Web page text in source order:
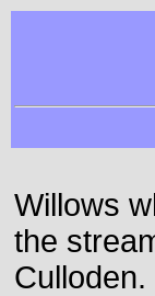
Willows
the
Culloden.